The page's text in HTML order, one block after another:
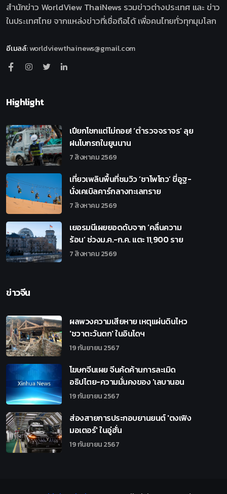
สำนักข่าว WorldView ThaiNews รวมข่าวต่างประเทศ และ ข่าว
ในประเทศไทย จากแหล่งข่าวที่เชื่อถือได้ เพื่อคนไทยทั่วทุกมุมโลก
อีเมลล์:worldviewthainews@gmail.com
Highlight
เปียกโชกแต่ไม่ถอย! ‘ตำรวจจราจร’ ลุย
ฝนโบกรถในยูนนาน
7 สิงหาคม 2569
เที่ยวเพลินพื้นที่ชมวิว ‘ซาโพโถว’ ขี่อูฐ-
นั่งเคเบิลคาร์กลางทะเลทราย
7 สิงหาคม 2569
เยอรมนีเผยยอดดับจาก ‘คลื่นความ
ร้อน’ ช่วงม.ค.-ก.ค. แตะ 11,900 ราย
7 สิงหาคม 2569
ข่าวจีน
ผลพวงความเสียหาย เหตุแผ่นดินไหว
'ชวาตะวันตก' ในอินโดฯ
19 กันยายน 2567
โฆษกจีนเผย จีนคัดค้านการละเมิด
อธิปไตย-ความมั่นคงของ 'เลบานอน
19 กันยายน 2567
ส่องสายการประกอบยานยนต์ 'ตงเฟิง
มอเตอร์' ในอู่ฮั่น
19 กันยายน 2567